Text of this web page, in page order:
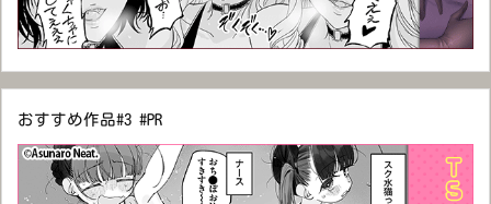
おすすめ作品#3 #PR